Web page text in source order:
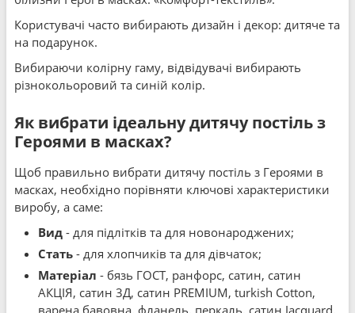
Користувачі часто вибирають дизайн і декор: дитяче та
на подарунок.
Вибираючи колірну гаму, відвідувачі вибирають
різнокольоровий та синій колір.
Як вибрати ідеальну дитячу постіль з
Героями в масках?
Щоб правильно вибрати дитячу постіль з Героями в
масках, необхідно порівняти ключові характеристики
виробу, а саме:
Вид - для підлітків та для новонароджених;
Стать - для хлопчиків та для дівчаток;
Матеріал - бязь ГОСТ, ранфорс, сатин, сатин
АКЦІЯ, сатин 3Д, сатин PREMIUM, turkish Cotton,
варена бавовна, фланель, перкаль, сатин Jacquard,